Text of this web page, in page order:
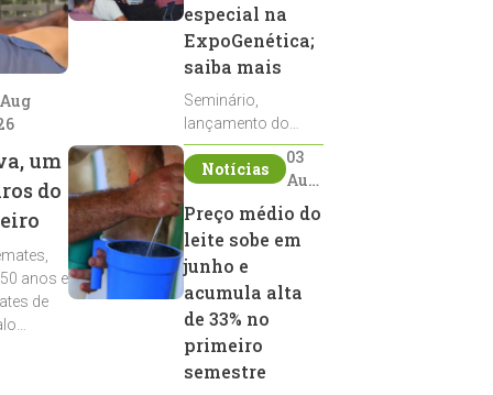
um
do
anos e
de
especial na
ExpoGenética;
saiba mais
Seminário,
lançamento do
Sumário de Touros,
debates, podcast,
reprodutores e
homenagens
integram a
programação da
entidade durante a
ExpoGenética 2026
Notícias
03
Aug
2026
Preço médio do
leite sobe em
junho e
acumula alta
de 33% no
primeiro
semestre